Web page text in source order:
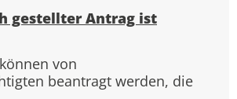
gestellter Antrag ist
von
beantragt werden, die